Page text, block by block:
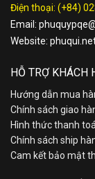
Điện thoại: (+84)
Email:
Website:
HỖ TRỢ KHÁCH
Hướng dẫn mua
Chính sách giao
Hình thức thanh
Chính sách ship
Cam kết bảo mật